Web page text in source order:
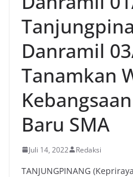
Danramil
Tanamkan
Baru SMA
Juli 14, 2022 Redaksi
TANJUNGPINANG (